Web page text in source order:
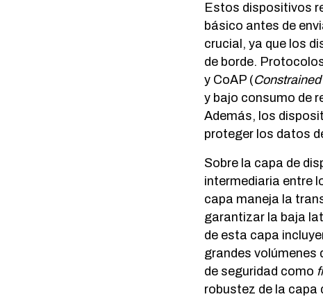
Estos dispositivos
básico antes de
crucial, ya que los
de borde.
y CoAP (
y bajo consumo de
Además, los
proteger los datos
Sobre la capa de
intermediaria entre
capa maneja la
garantizar la baja
de esta capa
grandes volúmenes
de seguridad como
robustez de la capa